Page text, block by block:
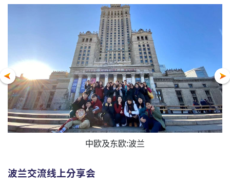
中欧及东欧:波兰
波兰交流线上分享会